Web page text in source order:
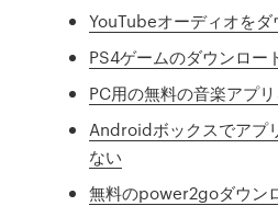
YouTubeオーディオをダ
PS4ゲームのダウンロー
PC用の無料の音楽アプ
Androidボックスでアプ
ない
無料のpower2goダウン